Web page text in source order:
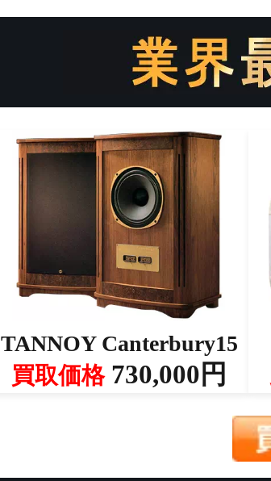
TANNOY Canterbury15
買取価格730,000円